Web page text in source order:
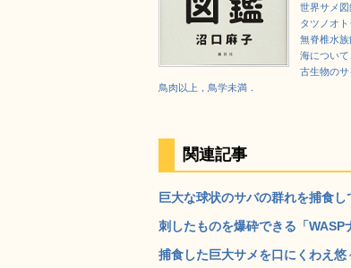
世界サメ図
タツノオ
無脊椎水族
海につい
古生物の
鳥肉以上，鳥学未満．
関連記事
巨大な球状のサバの群れを捕食
刺したものを爆砕できる「
捕食した巨大サメを口にくわえ